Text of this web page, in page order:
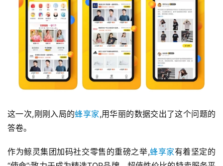
这一次,刚刚入局的蜂享家,用华丽的数据交出了这个问题的
答卷。
作为鲸灵集团加码社交零售的重磅之举,蜂享家有着坚定的